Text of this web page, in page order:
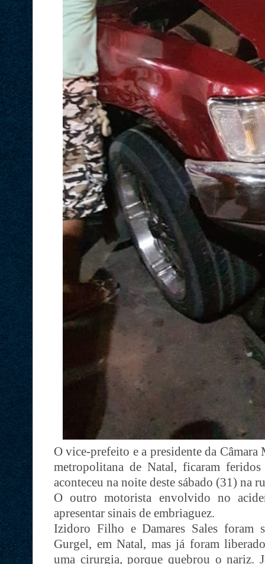
O vice-prefeito e a presidente da
metropolitana de Natal, ficaram
aconteceu na noite deste sábado (31) na
O outro motorista envolvido no
apresentar sinais de embriaguez.
Izidoro Filho e Damares Sales foram
Gurgel, em Natal, mas já foram
uma cirurgia, porque quebrou o nariz.